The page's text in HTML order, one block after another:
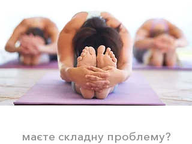
маєте складну проблему?